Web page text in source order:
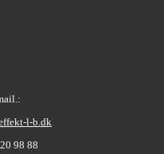
l-b.dk
98 88